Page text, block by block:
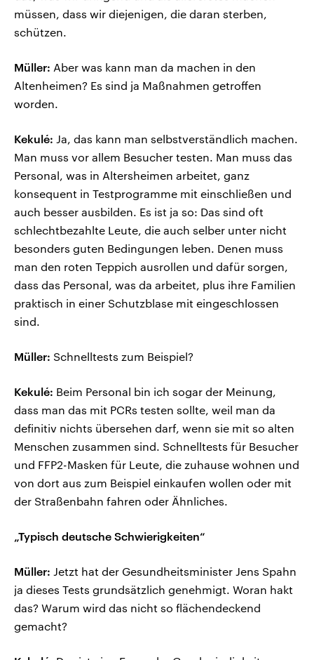
müssen, dass wir diejenigen, die daran sterben,
schützen.
Müller: Aber was kann man da machen in den
Altenheimen? Es sind ja Maßnahmen getroffen
worden.
Kekulé: Ja, das kann man selbstverständlich machen.
Man muss vor allem Besucher testen. Man muss das
Personal, was in Altersheimen arbeitet, ganz
konsequent in Testprogramme mit einschließen und
auch besser ausbilden. Es ist ja so: Das sind oft
schlechtbezahlte Leute, die auch selber unter nicht
besonders guten Bedingungen leben. Denen muss
man den roten Teppich ausrollen und dafür sorgen,
dass das Personal, was da arbeitet, plus ihre Familien
praktisch in einer Schutzblase mit eingeschlossen
sind.
Müller: Schnelltests zum Beispiel?
Kekulé: Beim Personal bin ich sogar der Meinung,
dass man das mit PCRs testen sollte, weil man da
definitiv nichts übersehen darf, wenn sie mit so alten
Menschen zusammen sind. Schnelltests für Besucher
und FFP2-Masken für Leute, die zuhause wohnen und
von dort aus zum Beispiel einkaufen wollen oder mit
der Straßenbahn fahren oder Ähnliches.
„Typisch deutsche Schwierigkeiten“
Müller: Jetzt hat der Gesundheitsminister Jens Spahn
ja dieses Tests grundsätzlich genehmigt. Woran hakt
das? Warum wird das nicht so flächendeckend
gemacht?